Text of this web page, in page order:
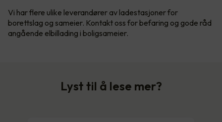
Vi har flere ulike leverandører av ladestasjoner for
borettslag og sameier. Kontakt oss for befaring og gode råd
angående elbillading i boligsameier.
Lyst til å lese mer?